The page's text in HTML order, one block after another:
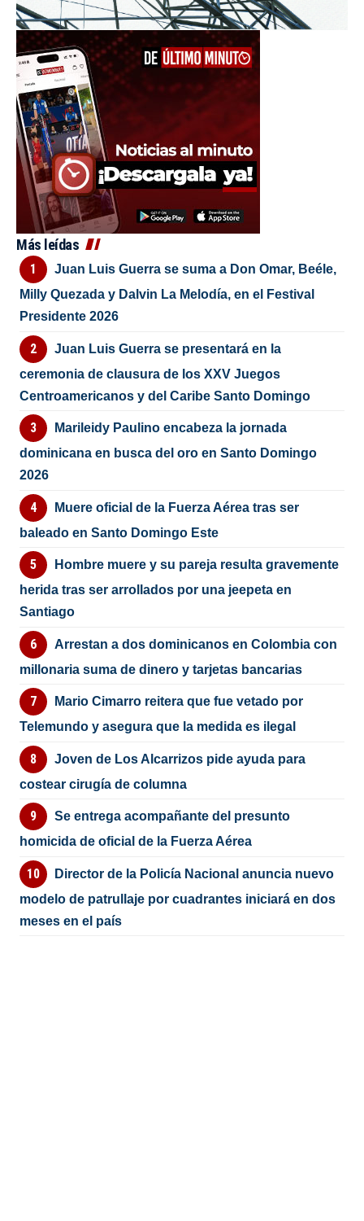
Más leídas
Juan Luis Guerra se suma a Don Omar, Beéle,
Milly Quezada y Dalvin La Melodía, en el Festival
Presidente 2026
Juan Luis Guerra se presentará en la
ceremonia de clausura de los XXV Juegos
Centroamericanos y del Caribe Santo Domingo
Marileidy Paulino encabeza la jornada
dominicana en busca del oro en Santo Domingo
2026
Muere oficial de la Fuerza Aérea tras ser
baleado en Santo Domingo Este
Hombre muere y su pareja resulta gravemente
herida tras ser arrollados por una jeepeta en
Santiago
Arrestan a dos dominicanos en Colombia con
millonaria suma de dinero y tarjetas bancarias
Mario Cimarro reitera que fue vetado por
Telemundo y asegura que la medida es ilegal
Joven de Los Alcarrizos pide ayuda para
costear cirugía de columna
Se entrega acompañante del presunto
homicida de oficial de la Fuerza Aérea
Director de la Policía Nacional anuncia nuevo
modelo de patrullaje por cuadrantes iniciará en dos
meses en el país